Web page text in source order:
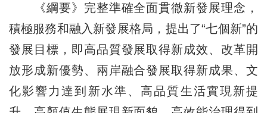
《綱要》完整準確全面貫徹新發展理念，
積極服務和融入新發展格局，提出了“七個新”的
發展目標，即高品質發展取得新成效、改革開
放形成新優勢、兩岸融合發展取得新成果、文
化影響力達到新水準、高品質生活實現新提